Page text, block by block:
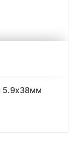
5.9x38мм